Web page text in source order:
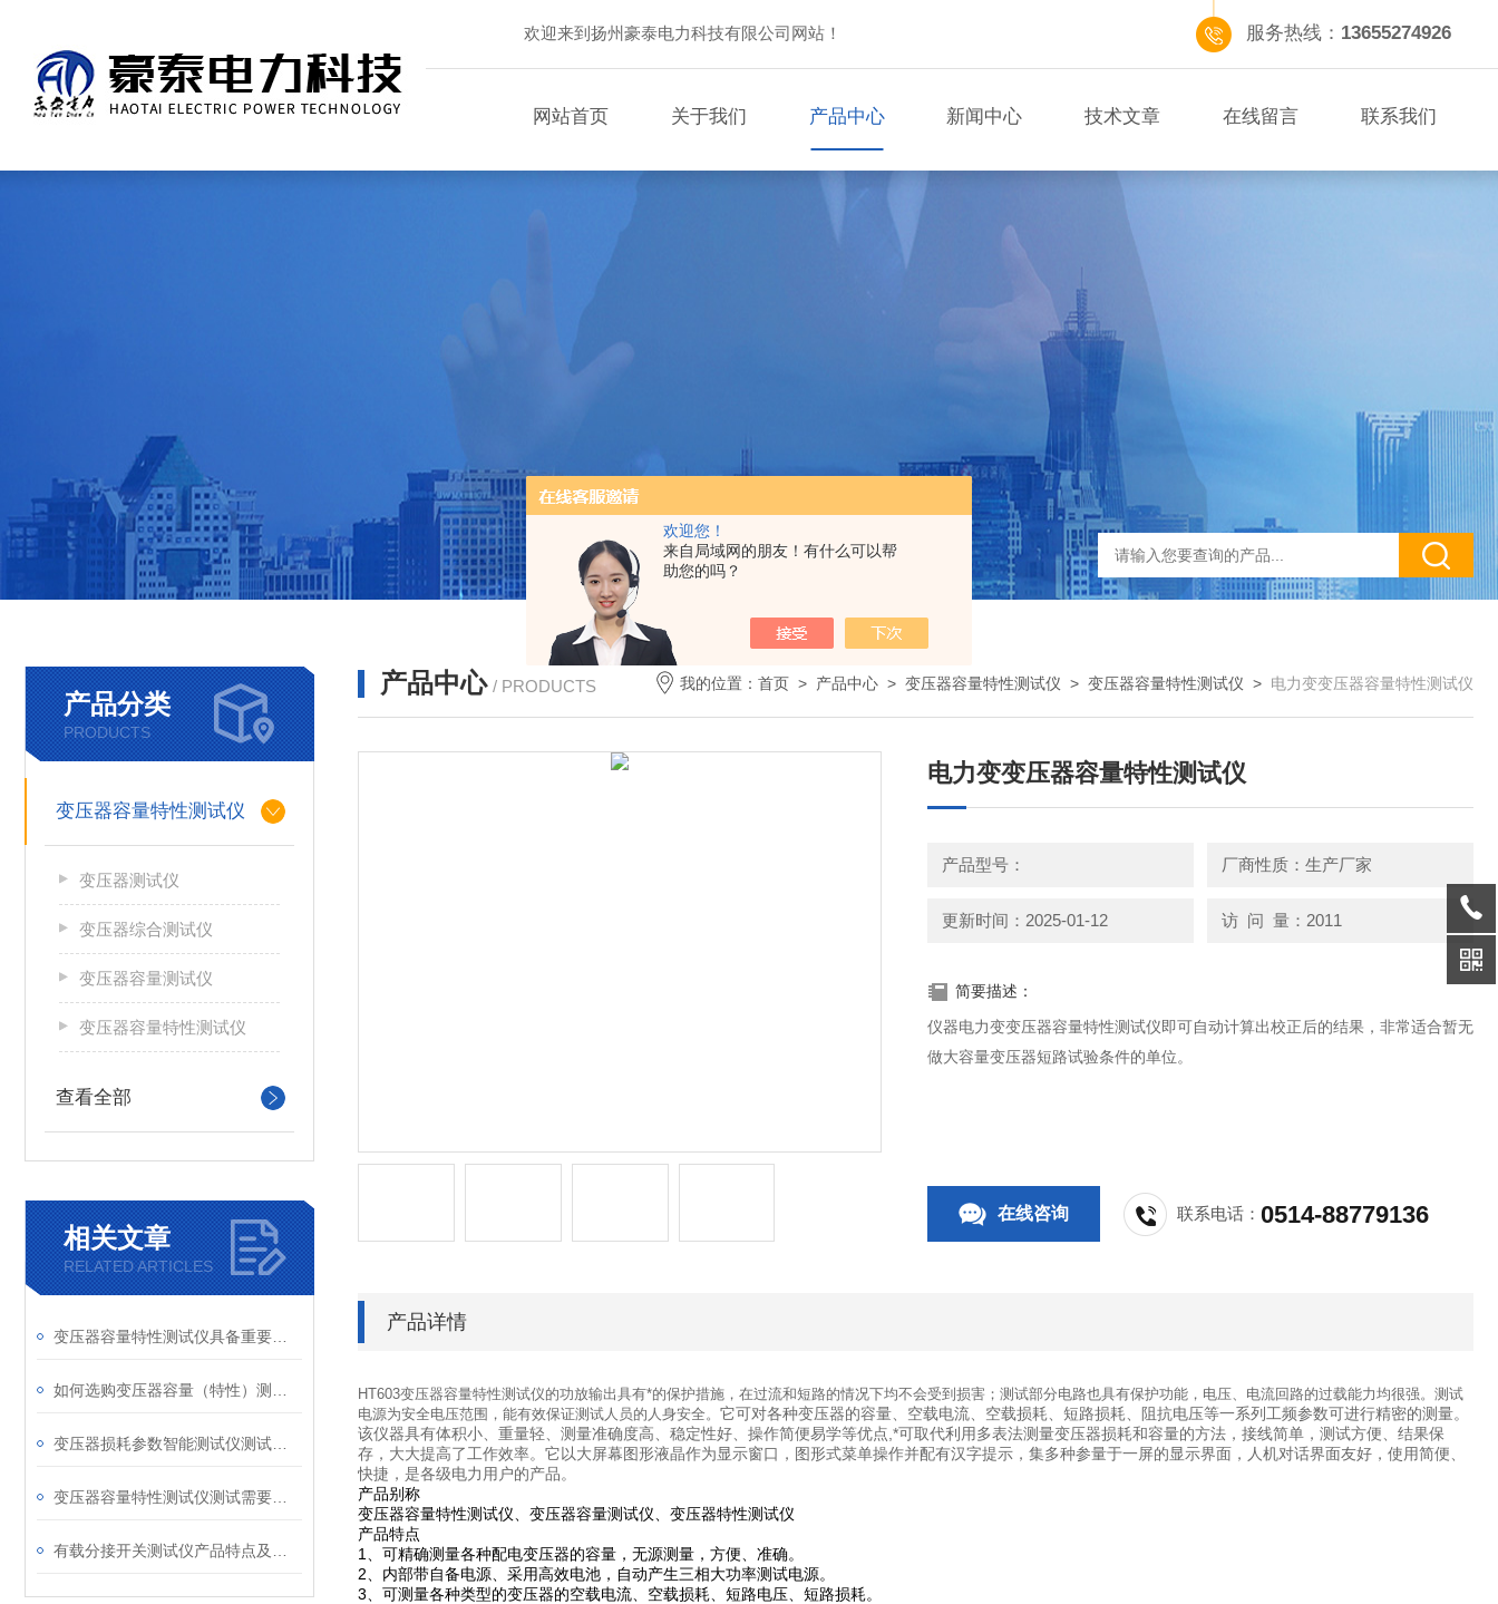
欢迎您！
来自局域网的朋友！有什么可以帮
助您的吗？
欢迎来到扬州豪泰电力科技有限公司网站！ 服务热线： 13655274926
网站首页 关于我们 产品中心 新闻中心 技术文章 在线留言 联系我们
产品分类
PRODUCTS
变压器容量特性测试仪
变压器测试仪
变压器综合测试仪
变压器容量测试仪
变压器容量特性测试仪
查看全部
相关文章
RELATED ARTICLES
产品中心 / PRODUCTS 我的位置： 首页 > 产品中心 > 变压器容量特性测试仪 > 变压器容量特性测试仪 > 电力变变压器容量特性测试仪
电力变变压器容量特性测试仪
产品型号： 厂商性质：生产厂家
更新时间：2025-01-12 访 问 量：2011
简要描述：
仪器电力变变压器容量特性测试仪即可自动计算出校正后的结果，非常适合暂无
做大容量变压器短路试验条件的单位。
在线咨询 联系电话：0514-88779136
产品详情
HT603变压器容量特性测试仪的功放输出具有*的保护措施，在过流和短路的情况下均不会受到损害；测试部分电路也具有保护功能，电压、电流回路的过载能力均很强。测试
电源为安全电压范围，能有效保证测试人员的人身安全。 它可对各种变压器的容量、空载电流、空载损耗、短路损耗、阻抗电压等一系列工频参数可进行精密的测量。
该仪器具有体积小、重量轻、测量准确度高、稳定性好、操作简便易学等优点,*可取代利用多表法测量变压器损耗和容量的方法，接线简单，测试方便、结果保
存，大大提高了工作效率。它以大屏幕图形液晶作为显示窗口，图形式菜单操作并配有汉字提示，集多种参量于一屏的显示界面，人机对话界面友好，使用简便、
快捷，是各级电力用户的产品。
产品别称
变压器容量特性测试仪、变压器容量测试仪、变压器特性测试仪
产品特点
1、可精确测量各种配电变压器的容量，无源测量，方便、准确。
2、内部带自备电源、采用高效电池，自动产生三相大功率测试电源。
3、可测量各种类型的变压器的空载电流、空载损耗、短路电压、短路损耗。